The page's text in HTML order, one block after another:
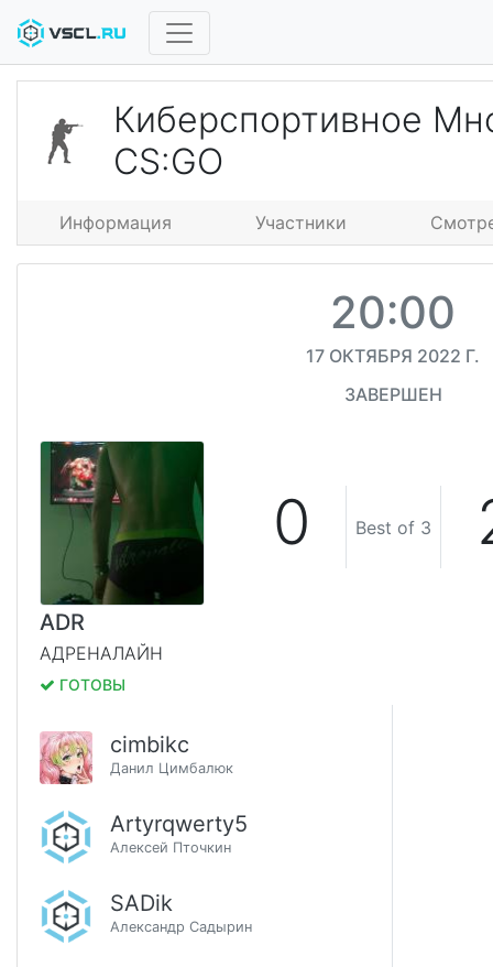
Киберспортивное
CS:GO
Информация Участники
20:00
17 ОКТЯБРЯ 2022 Г.
ЗАВЕРШЕН
0 Best of 3
ADR
АДРЕНАЛАЙН
ГОТОВЫ
cimbikc
Данил Цимбалюк
Artyrqwerty5
Алексей Пточкин
SADik
Александр Садырин